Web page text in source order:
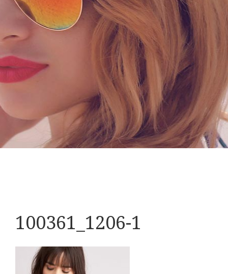
100361_1206-1